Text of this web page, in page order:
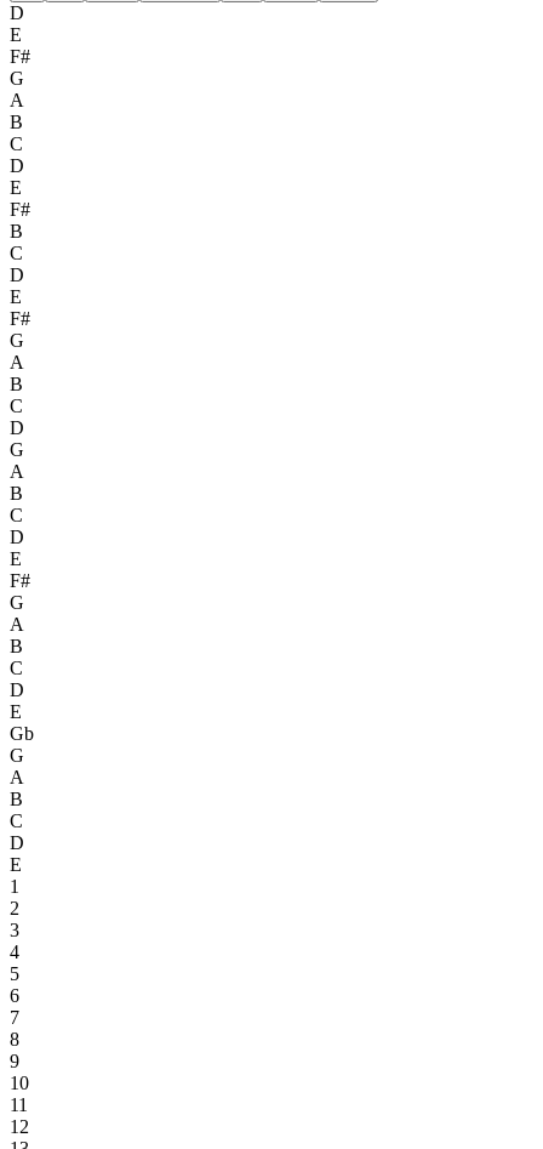
D
E
F#
G
A
B
C
D
E
F#
B
C
D
E
F#
G
A
B
C
D
G
A
B
C
D
E
F#
G
A
B
C
D
E
Gb
G
A
B
C
D
E
1
2
3
4
5
6
7
8
9
10
11
12